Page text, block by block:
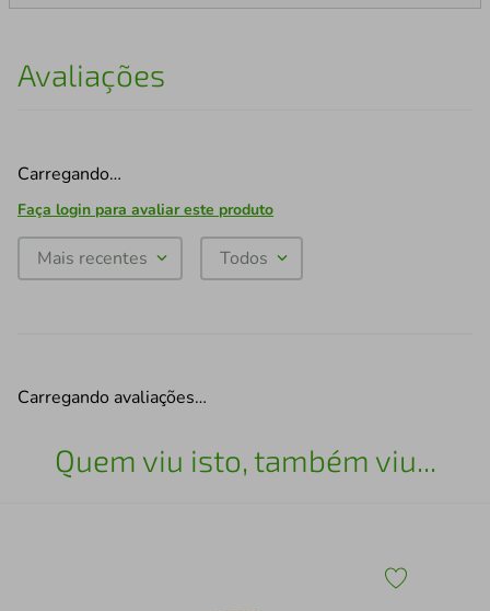
Avaliações
Carregando…
Faça login para avaliar este produto
Mais recentes Todos
Carregando avaliações…
Quem viu isto, também viu...